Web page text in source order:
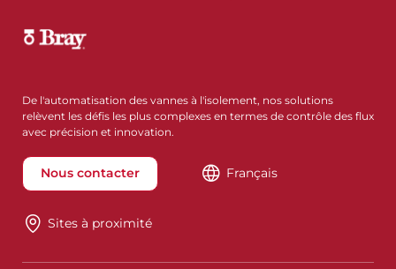
De l'automatisation des vannes à l'isolement, nos solutions
relèvent les défis les plus complexes en termes de contrôle des flux
avec précision et innovation.
Nous contacter Français
Sites à proximité